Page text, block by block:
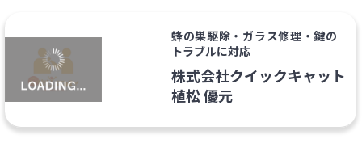
蜂の巣駆除・ガラス修理・鍵の
トラブルに対応
株式会社クイックキャット
植松 優元